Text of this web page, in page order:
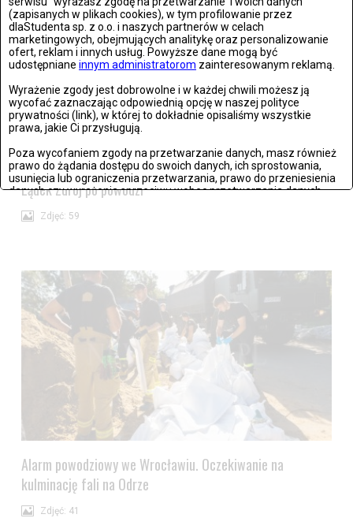
(zapisanych w plikach cookies), w tym profilowanie przez
dlaStudenta sp. z o.o. i naszych partnerów w celach
marketingowych, obejmujących analitykę oraz personalizowanie
ofert, reklam i innych usług. Powyższe dane mogą być
udostępniane innym administratorom zainteresowanym reklamą.
Wyrażenie zgody jest dobrowolne i w każdej chwili możesz ją
wycofać zaznaczając odpowiednią opcję w naszej polityce
prywatności (link), w której to dokładnie opisaliśmy wszystkie
prawa, jakie Ci przysługują.
Poza wycofaniem zgody na przetwarzanie danych, masz również
prawo do żądania dostępu do swoich danych, ich sprostowania,
usunięcia lub ograniczenia przetwarzania, prawo do przeniesienia
danych czy wyrażenia sprzeciwu wobec przetwarzania danych.
Jeżeli nie chcesz wyrazić zgody na przetwarzanie plików cookies,
Stronie Śląskie w ruinach: skutki niszczycielskiej powodzi
Zdjęć: 25
Lądek Zdrój po powodzi
Zdjęć: 59
Alarm powodziowy we Wrocławiu. Oczekiwanie na
kulminację fali na Odrze
Zdjęć: 41